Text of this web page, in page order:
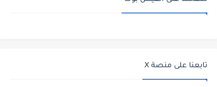
تابعنا على منصة X